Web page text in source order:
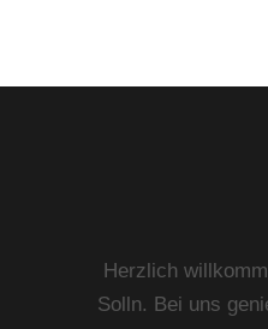
Herzlich
Solln. Bei uns